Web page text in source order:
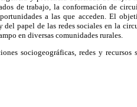
de trabajo, la conformación de
a las que acceden. El
papel de las redes sociales en la
en diversas comunidades rurales.
sociogeográficas, redes y recursos